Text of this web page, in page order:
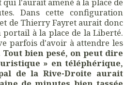
Dans cette configuration
de Thierry Fayret aurait donc
à la place de la Liberté.
parfois d'avoir à attendre les
Tout bien pesé, on peut dire
» en téléphérique,
de la Rive-Droite aurait